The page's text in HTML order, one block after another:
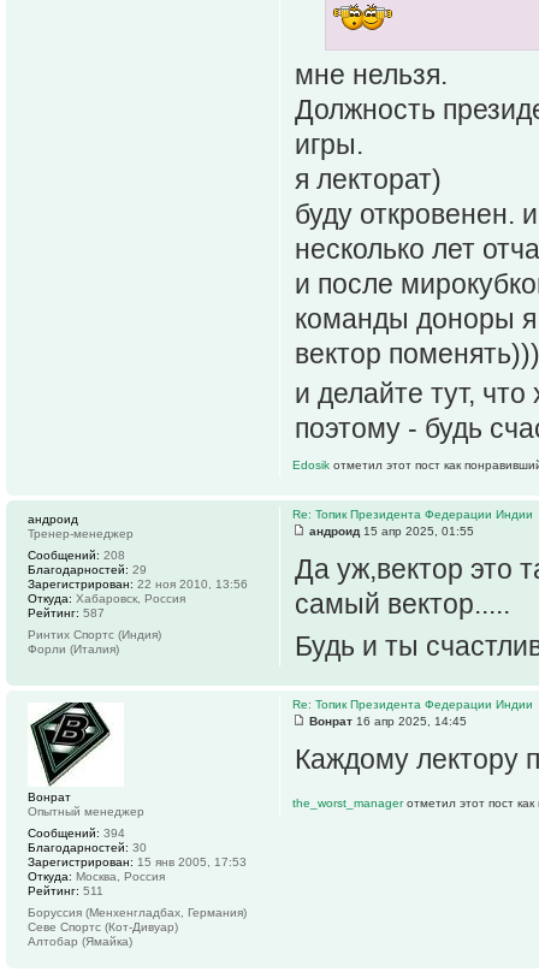
мне нельзя.
Должность
игры.
я лекторат)
буду откровенен.
несколько лет
и после
команды доноры
вектор поменять)))
и делайте тут, что
поэтому - будь
Edosik отметил этот пост как
Re: Топик Президента Федерации Индии
андроид 15 апр 2025, 01:55
Да уж,вектор это
самый вектор.....
Будь и ты
андроид
Тренер-менеджер
Сообщений: 208
Благодарностей: 29
Зарегистрирован: 22 ноя 2010, 13:56
Откуда: Хабаровск, Россия
Рейтинг: 587
Ринтих Спортс (Индия)
Форли (Италия)
Re: Топик Президента Федерации Индии
Вонрат 16 апр 2025, 14:45
Каждому лектору
the_worst_managerотметил этот пост
Вонрат
Опытный менеджер
Сообщений: 394
Благодарностей: 30
Зарегистрирован: 15 янв 2005, 17:53
Откуда: Москва, Россия
Рейтинг: 511
Боруссия (Менхенгладбах, Германия)
Севе Спортс (Кот-Дивуар)
Алтобар (Ямайка)